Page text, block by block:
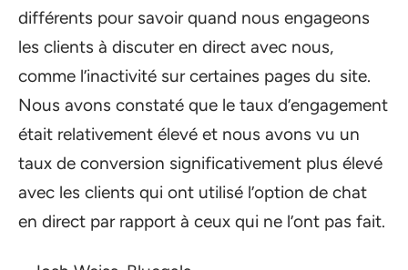
différents pour savoir quand nous engageons
les clients à discuter en direct avec nous,
comme l’inactivité sur certaines pages du site.
Nous avons constaté que le taux d’engagement
était relativement élevé et nous avons vu un
taux de conversion significativement plus élevé
avec les clients qui ont utilisé l’option de chat
en direct par rapport à ceux qui ne l’ont pas fait.